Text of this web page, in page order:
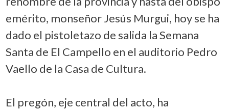
emérito, monseñor Jesús Murgui, hoy se ha
dado el pistoletazo de salida la Semana
Santa de El Campello en el auditorio Pedro
Vaello de la Casa de Cultura.
El pregón, eje central del acto, ha